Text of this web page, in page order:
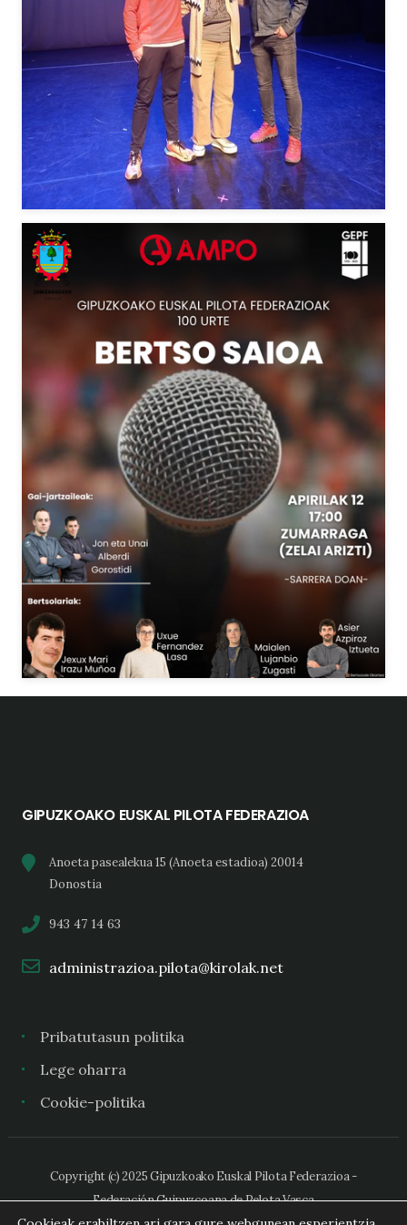
GIPUZKOAKO EUSKAL PILOTA FEDERAZIOA
Anoeta pasealekua 15 (Anoeta estadioa) 20014
Donostia
943 47 14 63
administrazioa.pilota@kirolak.net
Pribatutasun politika
Lege oharra
Cookie-politika
Copyright (c) 2025 Gipuzkoako Euskal Pilota Federazioa -
Federación Guipuzcoana de Pelota Vasca